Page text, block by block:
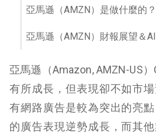
亞馬遜（AMZN）是做什麼的？
亞馬遜（AMZN）財報展望＆
亞馬遜（Amazon, AMZN-US
有所成長，但表現卻不如市
有網路廣告是較為突出的亮
的廣告表現逆勢成長，而其